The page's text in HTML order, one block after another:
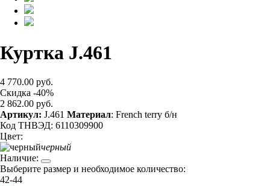
Куртка J.461
4 770.00 руб.
Скидка -40%
2 862.00 руб.
Артикул: J.461 Материал: French terry б/н
Код ТНВЭД: 6110309900
Цвет:
черный
Наличие:
Выберите размер и необходимое количество:
42-44